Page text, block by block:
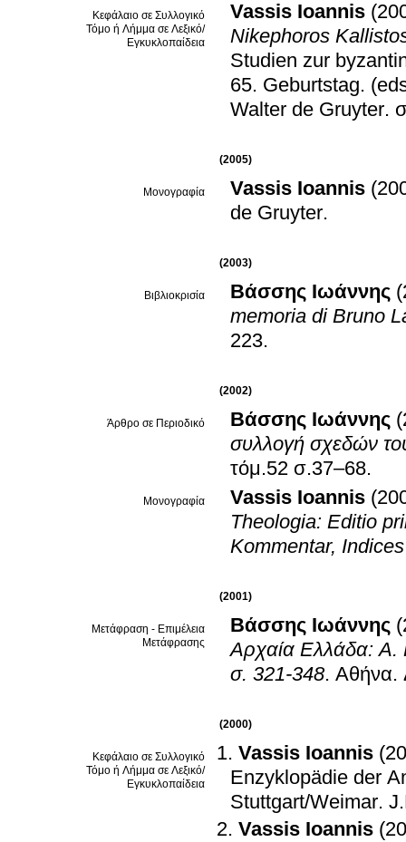
Κεφάλαιο σε Συλλογικό
Τόμο ή Λήμμα σε Λεξικό/
Εγκυκλοπαίδεια
Vassis Ioannis
Nikephoros
Studien zur
65. Geburtstag.
Walter de Gruyter.
(2005)
Μονογραφία Vassis Ioannis
de Gruyter.
(2003)
Βιβλιοκρισία Βάσσης Ιωάννης
memoria di Bruno
223.
(2002)
Άρθρο σε Περιοδικό Βάσσης Ιωάννης
συλλογή σχεδών
τόμ.52 σ.37–68.
Μονογραφία Vassis Ioannis
Theologia: Editio
Kommentar, Indices
(2001)
Μετάφραση - Επιμέλεια
Μετάφρασης
Βάσσης Ιωάννης
Αρχαία Ελλάδα: Α.
σ. 321-348. Αθήνα.
(2000)
Κεφάλαιο σε Συλλογικό
Τόμο ή Λήμμα σε Λεξικό/
Εγκυκλοπαίδεια
Vassis Ioannis
Enzyklopädie der
Stuttgart/Weimar.
Vassis Ioannis